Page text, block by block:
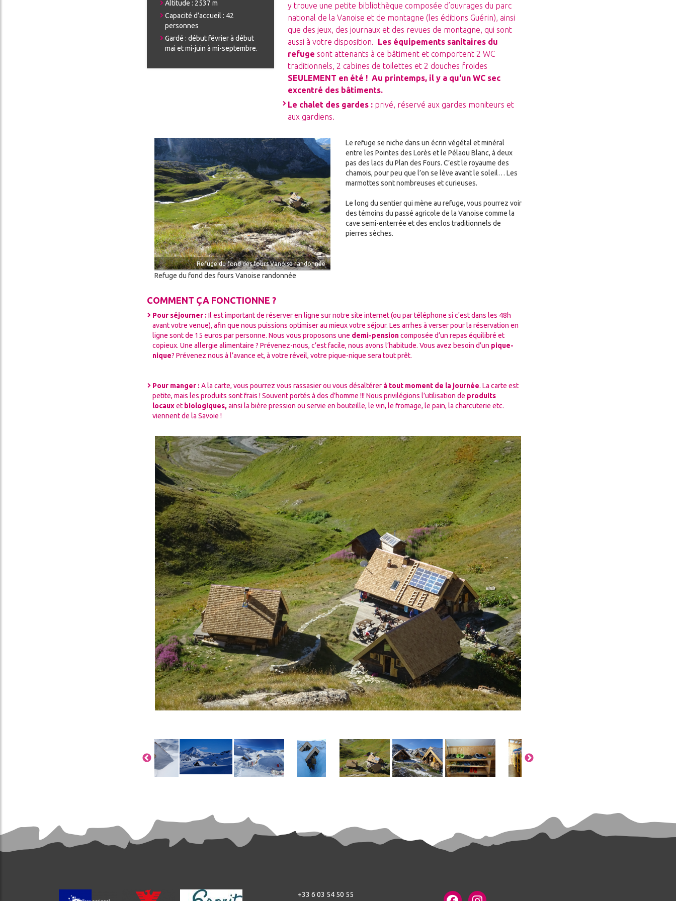
Altitude : 2537 m
Capacité d’accueil : 42
personnes
Gardé : début février à début
mai et mi-juin à mi-septembre.
y trouve une petite bibliothèque composée d’ouvrages du parc
national de la Vanoise et de montagne (les éditions Guérin), ainsi
que des jeux, des journaux et des revues de montagne, qui sont
aussi à votre disposition. Les équipements sanitaires du
refuge sont attenants à ce bâtiment et comportent 2 WC
traditionnels, 2 cabines de toilettes et 2 douches froides
SEULEMENT en été ! Au printemps, il y a qu'un WC sec
excentré des bâtiments.
Le chalet des gardes :privé, réservé aux gardes moniteurs et
aux gardiens.
Image
Refuge du fond des fours Vanoise randonnée
Refuge du fond des fours Vanoise randonnée
Le refuge se niche dans un écrin végétal et minéral
entre les Pointes des Lorès et le Pélaou Blanc, à deux
pas des lacs du Plan des Fours. C’est le royaume des
chamois, pour peu que l’on se lève avant le soleil… Les
marmottes sont nombreuses et curieuses.
Le long du sentier qui mène au refuge, vous pourrez voir
des témoins du passé agricole de la Vanoise comme la
cave semi-enterrée et des enclos traditionnels de
pierres sèches.
COMMENT ÇA FONCTIONNE ?
Pour séjourner :Il est important de réserver en ligne sur notre site internet (ou par téléphone si c'est dans les 48h
avant votre venue), afin que nous puissions optimiser au mieux votre séjour. Les arrhes à verser pour la réservation en
ligne sont de 15 euros par personne. Nous vous proposons une demi-pensioncomposée d’un repas équilibré et
copieux. Une allergie alimentaire ? Prévenez-nous, c’est facile, nous avons l’habitude. Vous avez besoin d’un pique-
nique? Prévenez nous à l’avance et, à votre réveil, votre pique-nique sera tout prêt.
Pour manger :A la carte, vous pourrez vous rassasier ou vous désaltérer à tout moment de la journée. La carte est
petite, mais les produits sont frais ! Souvent portés à dos d’homme !!! Nous privilégions l’utilisation de produits
locauxet biologiques,ainsi la bière pression ou servie en bouteille, le vin, le fromage, le pain, la charcuterie etc.
viennent de la Savoie !
Image
Image
Image
Image
Image
Image
Image
Image
Image
Image
Image
Image
Image
Image
Image Image Image Image Image Image Image
+33 6 03 54 50 55